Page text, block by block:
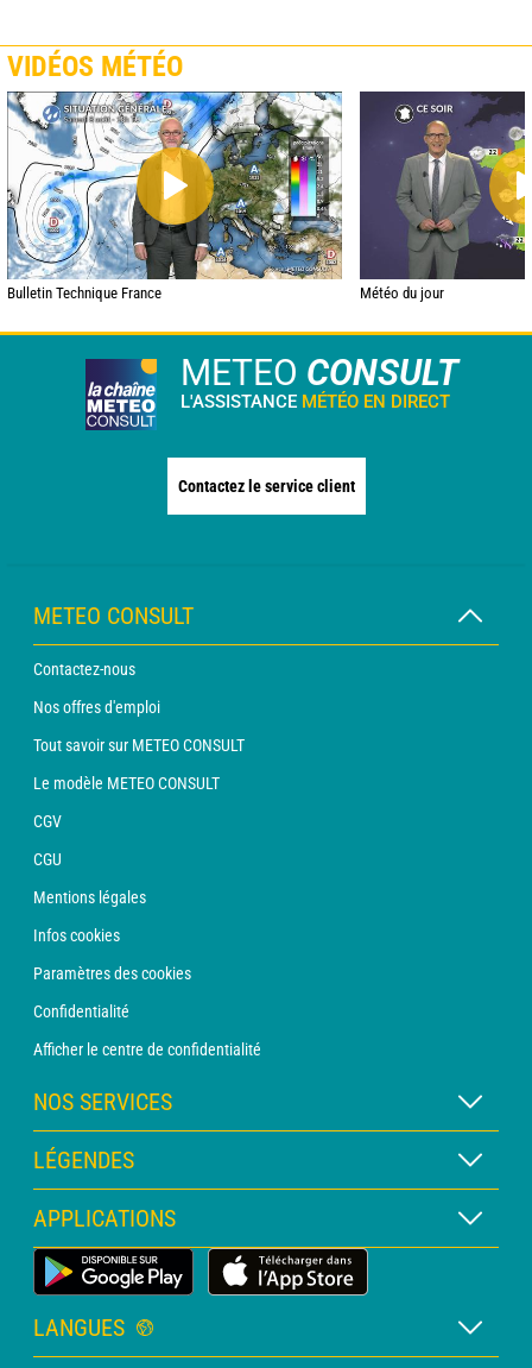
VIDÉOS MÉTÉO
Bulletin Technique France Météo du jour
METEO CONSULT
L'ASSISTANCE MÉTÉO EN DIRECT
Contactez le service client
METEO CONSULT
Contactez-nous
Nos offres d'emploi
Tout savoir sur METEO CONSULT
Le modèle METEO CONSULT
CGV
CGU
Mentions légales
Infos cookies
Paramètres des cookies
Confidentialité
Afficher le centre de confidentialité
NOS SERVICES
Abonnement METEO Xpert
Abonnement METEO PRO
Consultation avec un prévisionniste
Bulletin PRO
LÉGENDES
Légende des cartes
Légende des pictogrammes
Glossaire
APPLICATIONS
Application Météo Terrestre
LANGUES